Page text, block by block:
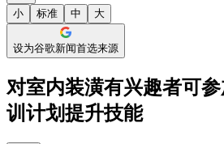
小 标准 中 大
设为谷歌新闻首选来源
对室内装潢有兴趣者可
训计划提升技能